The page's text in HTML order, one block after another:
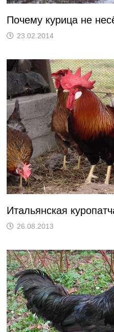
Почему курица не
23.02.2014
Итальянская
26.08.2013